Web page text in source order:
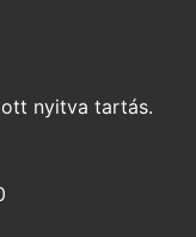
nyitva tartás.